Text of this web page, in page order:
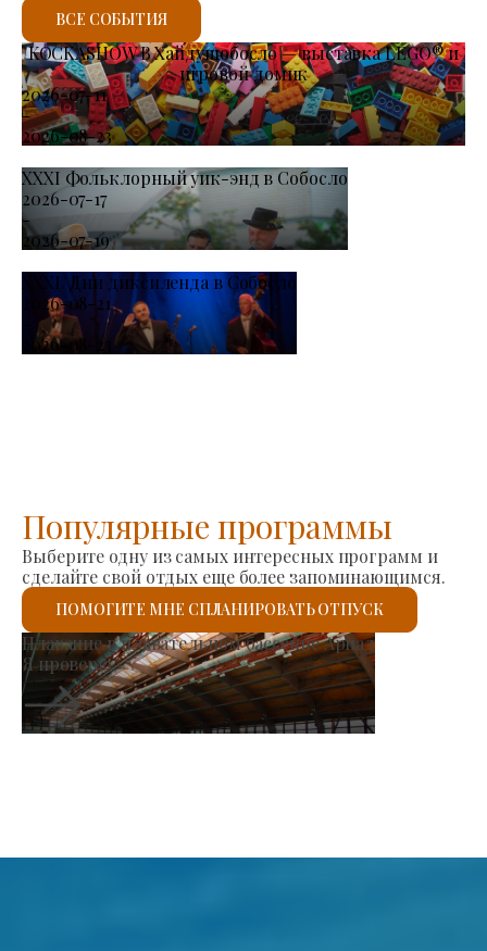
KOCKASHOW В Хайдушобосло — выставка LEGO® и
игровой домик
2026-07-11
-
2026-08-23
XXXI Фольклорный уик-энд в Собосло
2026-07-17
-
2026-07-19
XXXI. Дни диксиленда в Собосло
2026-08-21
-
2026-08-23
ВСЕ СОБЫТИЯ
Популярные программы
Выберите одну из самых интересных программ и
сделайте свой отдых еще более запоминающимся.
ПОМОГИТЕ МНЕ СПЛАНИРОВАТЬ ОТПУСК
Рынок производителей
Я проверю.